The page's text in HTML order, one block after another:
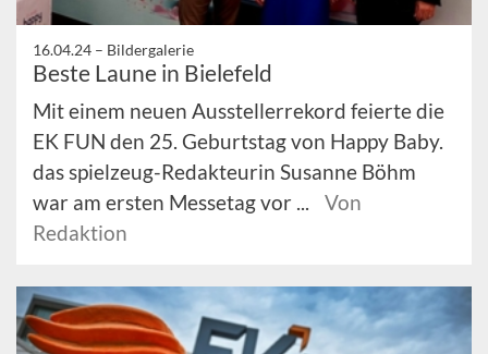
16.04.24 – Bildergalerie
Beste Laune in Bielefeld
Mit einem neuen Ausstellerrekord feierte die
EK FUN den 25. Geburtstag von Happy Baby.
das spielzeug-Redakteurin Susanne Böhm
war am ersten Messetag vor ...
Von
Redaktion